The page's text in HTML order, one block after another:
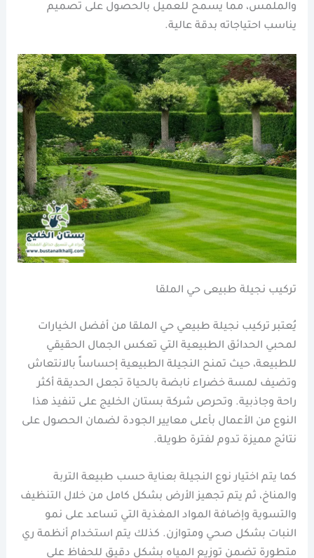
والملمس، مما يسمح للعميل بالحصول على تصميم
يناسب احتياجاته بدقة عالية.
تركيب نجيلة طبيعى حي الملقا
يُعتبر تركيب نجيلة طبيعي حي الملقا من أفضل الخيارات
لمحبي الحدائق الطبيعية التي تعكس الجمال الحقيقي
للطبيعة، حيث تمنح النجيلة الطبيعية إحساساً بالانتعاش
وتضيف لمسة خضراء نابضة بالحياة تجعل الحديقة أكثر
راحة وجاذبية. وتحرص شركة بستان الخليج على تنفيذ هذا
النوع من الأعمال بأعلى معايير الجودة لضمان الحصول على
نتائج مميزة تدوم لفترة طويلة.
كما يتم اختيار نوع النجيلة بعناية حسب طبيعة التربة
والمناخ، ثم يتم تجهيز الأرض بشكل كامل من خلال التنظيف
والتسوية وإضافة المواد المغذية التي تساعد على نمو
النبات بشكل صحي ومتوازن. كذلك يتم استخدام أنظمة ري
متطورة تضمن توزيع المياه بشكل دقيق للحفاظ على